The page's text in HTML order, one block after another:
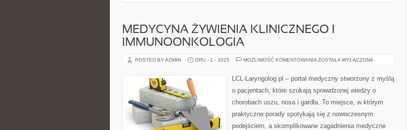
MEDYCYNA ŻYWIENIA KLINICZNEGO I
IMMUNOONKOLOGIA
POSTED BY ADMIN GRU - 1 - 2025 MOŻLIWOŚĆ KOMENTOWANIA MEDYCYNA
IMMUNOONKOLOGIA
ZOSTAŁA WYŁĄCZONA
LCL-Laryngolog.pl – portal medyczny stworzony z myślą
o pacjentach, które szukają sprawdzonej wiedzy o
chorobach uszu, nosa i gardła. To miejsce, w którym
praktyczne porady spotykają się z nowoczesnym
podejściem, a skomplikowane zagadnienia medyczne